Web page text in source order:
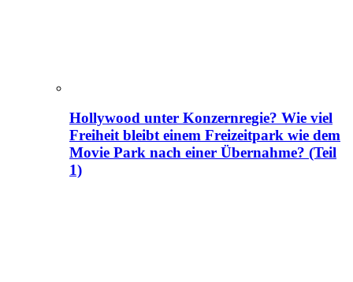
Hollywood unter Konzernregie? Wie viel
Freiheit bleibt einem Freizeitpark wie dem
Movie Park nach einer Übernahme? (Teil
1)